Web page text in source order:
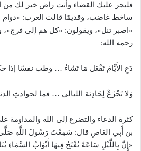
فليجر عليك القضاء وأنت راض خير لك من
ساخط غاضب، وقديمًا قالت العرب: «دوام
«اصبر تنل»، ويقولون: «كل هم إلى فرج»،
رحمه الله:
دَعِ الأَيَّامَ تَفْعَل مَا تَشَاءُ … وطب نفسًا إذا
وَلا تَجْزَعْ لِحَادِثة الليالي … فما لحوادثِ
كثرة الدعاء والتضرع إلى الله والمداومة
بن أَبِي العَاصِ قال: سَمِعْتُ رَسُولَ اللَّهِ صَلَّى
«إِنَّ بِاللَّيْلِ سَاعَةً تُفْتَحُ فِيهَا أَبْوَابُ السَّمَاءِ